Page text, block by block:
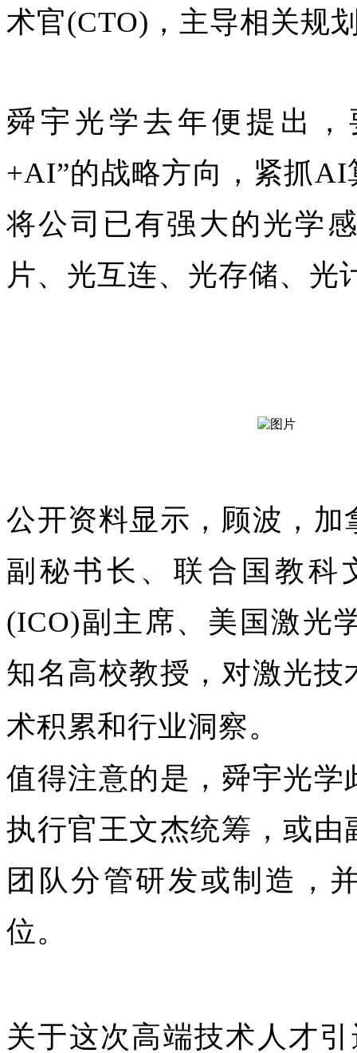
术官(CTO)，主导相关规
舜宇光学去年便提出
+AI”的战略方向，紧抓
将公司已有强大的光学
片、光互连、光存储、光
公开资料显示，顾波，
副秘书长、联合国教科
(ICO)副主席、美国激光
知名高校教授，对激光技
术积累和行业洞察。
值得注意的是，舜宇光
执行官王文杰统筹，或
团队分管研发或制造，
位。
关于这次高端技术人才